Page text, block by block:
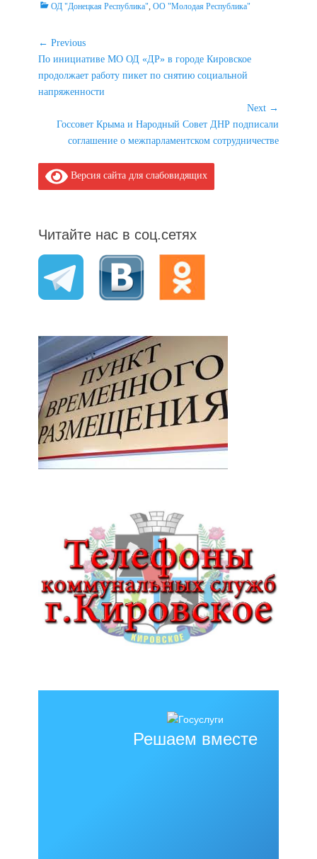
Categories
ОД "Донецкая Республика", ОО "Молодая Республика"
Навигация
по
записям
← Previous
Previous
post:
По инициативе МО ОД «ДР» в городе Кировское
продолжает работу пикет по снятию социальной
напряженности
Next →
NextГоссовет Крыма и Народный Совет ДНР подписали
соглашение о межпарламентском сотрудничестве
Версия сайта для слабовидящих
Читайте нас в соц.сетях
Решаем вместе